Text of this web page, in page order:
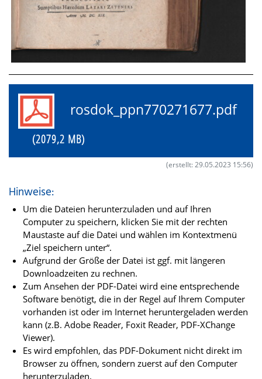
rosdok_ppn770271677.pdf
(2079,2 MB)
(erstellt: 29.05.2023 15:56)
Hinweise:
Um die Dateien herunterzuladen und auf Ihren
Computer zu speichern, klicken Sie mit der rechten
Maustaste auf die Datei und wählen im Kontextmenü
„Ziel speichern unter“.
Aufgrund der Größe der Datei ist ggf. mit längeren
Downloadzeiten zu rechnen.
Zum Ansehen der PDF-Datei wird eine entsprechende
Software benötigt, die in der Regel auf Ihrem Computer
vorhanden ist oder im Internet heruntergeladen werden
kann (z.B. Adobe Reader, Foxit Reader, PDF-XChange
Viewer).
Es wird empfohlen, das PDF-Dokument nicht direkt im
Browser zu öffnen, sondern zuerst auf den Computer
herunterzuladen.